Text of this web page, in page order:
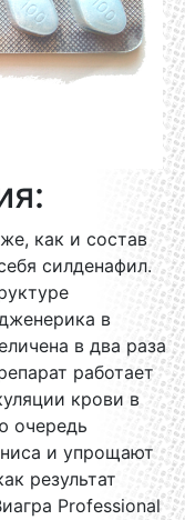
как и состав
силденафил.
в
в два раза
работает
крови в
очередь
и упрощают
результат
Professional